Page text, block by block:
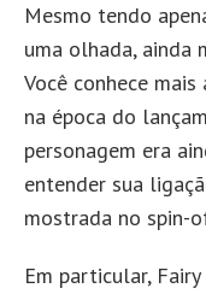
Mesmo tendo
uma olhada, ainda
Você conhece
na época do
personagem era
entender sua
mostrada no spin-
Em particular,